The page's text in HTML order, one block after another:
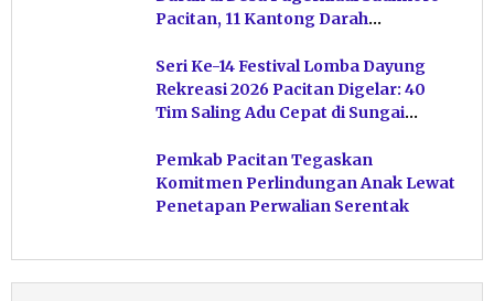
Pacitan, 11 Kantong Darah
Seri Ke-14 Festival Lomba Dayung
Rekreasi 2026 Pacitan Digelar: 40
Tim Saling Adu Cepat di Sungai
Pemkab Pacitan Tegaskan
Komitmen Perlindungan Anak Lewat
Penetapan Perwalian Serentak